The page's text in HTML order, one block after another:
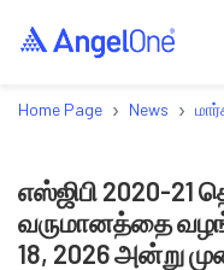
Home Page › News ›
எஸ்ஜிபி 2020-21
வருமானத்தை
18, 2026 அன்று